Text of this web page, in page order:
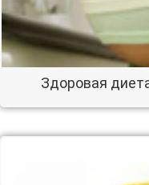
Здоровая